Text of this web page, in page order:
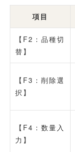
項目
【F2：品種切
替】
【F3：削除選
択】
【F4：数量入
力】